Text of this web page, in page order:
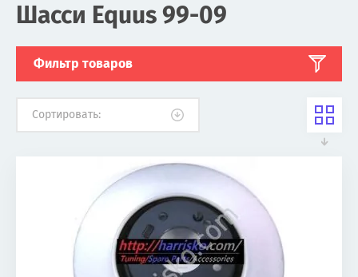
Шасси Equus 99-09
Фильтр товаров
Сортировать: